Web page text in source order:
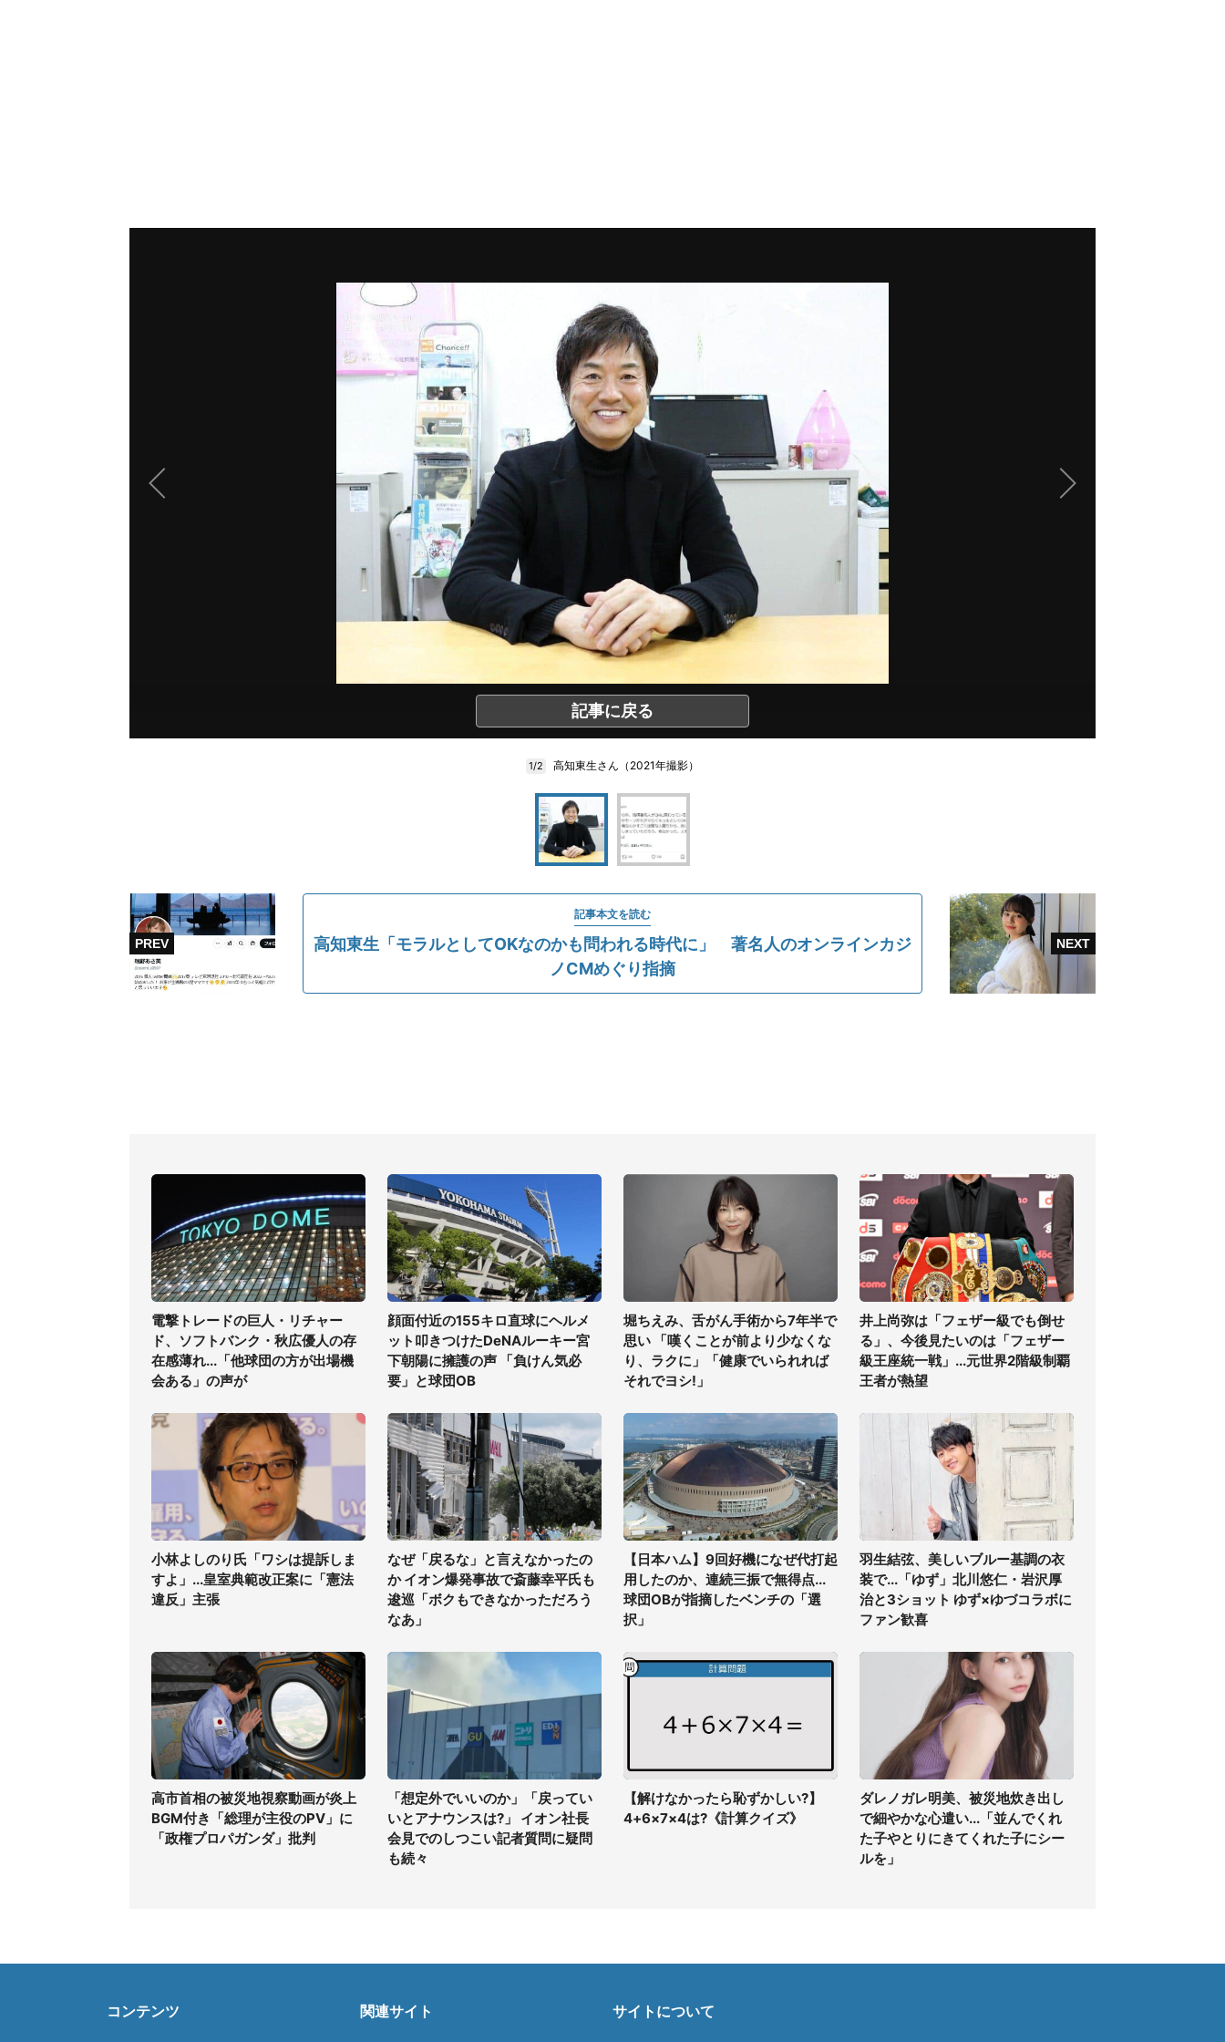
記事に戻る
1/2 高知東生さん（2021年撮影）
記事本文を読む
高知東生「モラルとしてOKなのかも問われる時代に」 著名人のオンラインカジ
ノCMめぐり指摘
電撃トレードの巨人・リチャー
ド、ソフトバンク・秋広優人の存
在感薄れ...「他球団の方が出場機
会ある」の声が
顔面付近の155キロ直球にヘルメ
ット叩きつけたDeNAルーキー宮
下朝陽に擁護の声 「負けん気必
要」と球団OB
堀ちえみ、舌がん手術から7年半で
思い 「嘆くことが前より少なくな
り、ラクに」「健康でいられれば
それでヨシ!」
井上尚弥は「フェザー級でも倒せ
る」、今後見たいのは「フェザー
級王座統一戦」...元世界2階級制覇
王者が熱望
小林よしのり氏「ワシは提訴しま
すよ」...皇室典範改正案に「憲法
違反」主張
なぜ「戻るな」と言えなかったの
か イオン爆発事故で斎藤幸平氏も
逡巡「ボクもできなかっただろう
なあ」
【日本ハム】9回好機になぜ代打起
用したのか、連続三振で無得点...
球団OBが指摘したベンチの「選
択」
羽生結弦、美しいブルー基調の衣
装で...「ゆず」北川悠仁・岩沢厚
治と3ショット ゆず×ゆづコラボに
ファン歓喜
高市首相の被災地視察動画が炎上
BGM付き「総理が主役のPV」に
「政権プロパガンダ」批判
「想定外でいいのか」「戻ってい
いとアナウンスは?」 イオン社長
会見でのしつこい記者質問に疑問
も続々
【解けなかったら恥ずかしい?】
4+6×7×4は?《計算クイズ》
ダレノガレ明美、被災地炊き出し
で細やかな心遣い...「並んでくれ
た子やとりにきてくれた子にシー
ルを」
コンテンツ 関連サイト サイトについて